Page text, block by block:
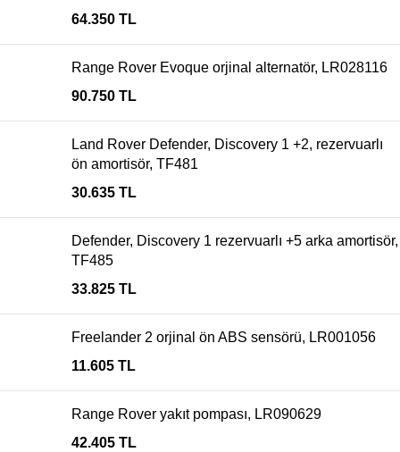
64.350 TL
Range Rover Evoque orjinal alternatör, LR028116
90.750 TL
Land Rover Defender, Discovery 1 +2, rezervuarlı
ön amortisör, TF481
30.635 TL
Defender, Discovery 1 rezervuarlı +5 arka amortisör,
TF485
33.825 TL
Freelander 2 orjinal ön ABS sensörü, LR001056
11.605 TL
Range Rover yakıt pompası, LR090629
42.405 TL